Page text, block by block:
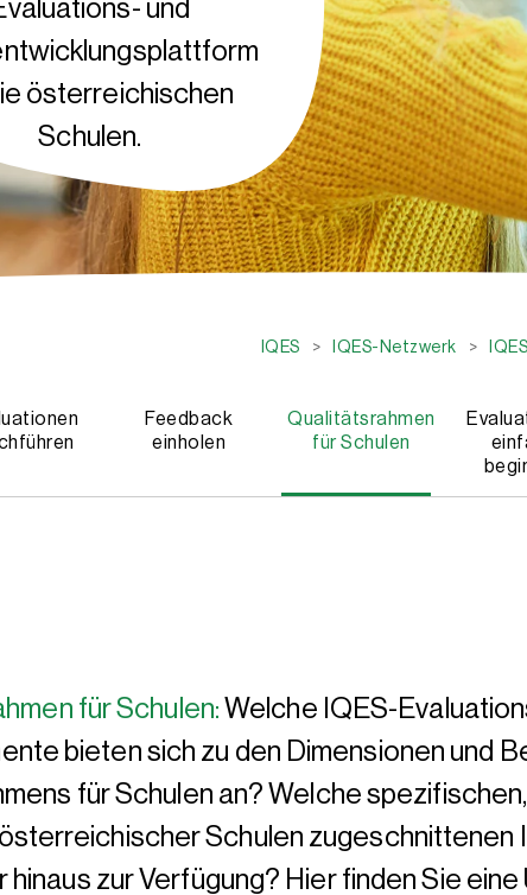
und
österreichischen
Schulen.
IQES > IQES-Netzwerk >
Feedback
einholen
Qualitätsrahmen
für Schulen
für Schulen: Welche IQES-
bieten sich zu den Dimensionen und
für Schulen an? Welche
Schulen zugeschnittenen
zur Verfügung? Hier finden Sie eine